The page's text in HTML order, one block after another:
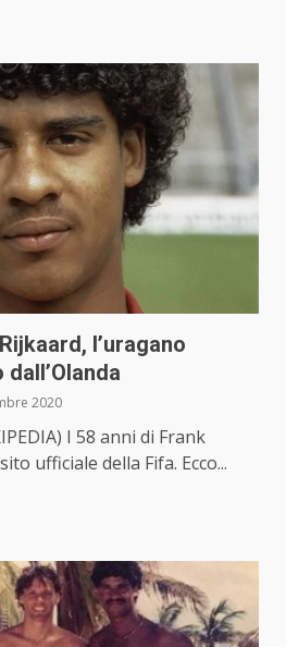
l’uragano
2020
I 58 anni di Frank
ufficiale della Fifa. Ecco...